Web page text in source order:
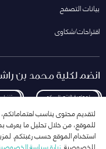
بيانات التصفح
اقتراحات/شكاوى
انضم لكلية محمد بن
لمعاودة الاتصال بكم
انضم إلى قائمة مراسلاتنا
لتقديم محتوى يناسب اهتماماتكم،
للموقع، من خلال تحليل ما يعرف
استخدام الموقع حسب رغبتكم.